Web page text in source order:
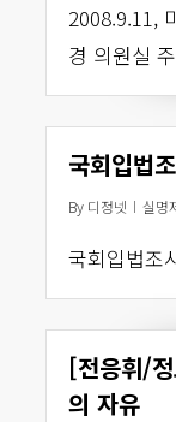
2008.9.11,
경 의원실
국회입법
By 디정넷 실명
국회입법조
[전응휘/
의 자유